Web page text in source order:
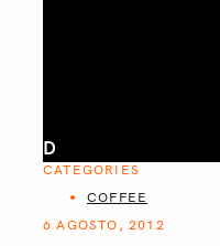
D
CATEGORIES
COFFEE
6 AGOSTO, 2012